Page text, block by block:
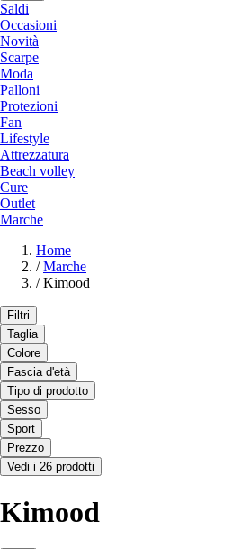
Saldi
Occasioni
Novità
Scarpe
Moda
Palloni
Protezioni
Fan
Lifestyle
Attrezzatura
Beach volley
Cure
Outlet
Marche
Home
/ Marche
/ Kimood
Filtri
Taglia
Colore
Fascia d'età
Tipo di prodotto
Sesso
Sport
Prezzo
Vedi i 26 prodotti
Kimood